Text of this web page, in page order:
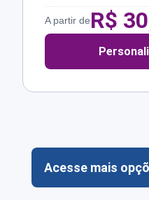
A partir deR$
Acesse mais